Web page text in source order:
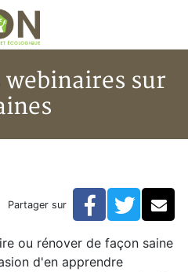
sur
sur les maisons saines
sur
Partager sur Facebook
ou rénover de façon saine
d'en apprendre